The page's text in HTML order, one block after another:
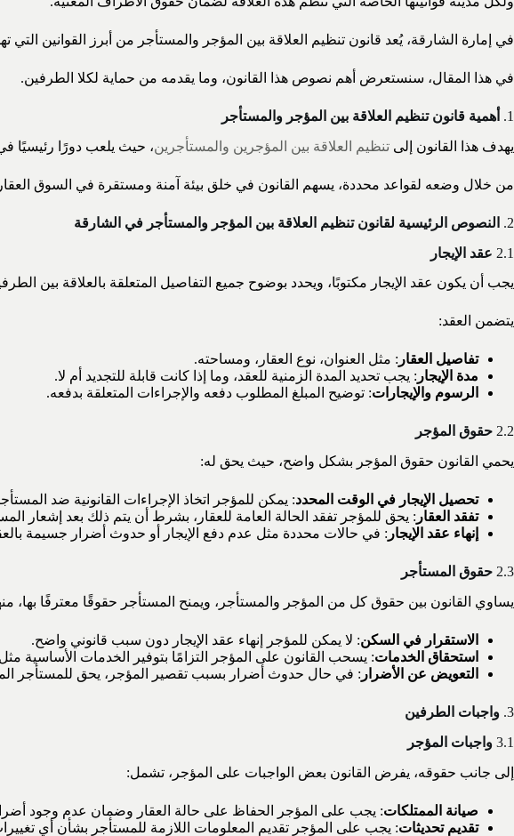
في إمارة الشارقة، يُعد قانون تنظيم العلاقة بين المؤجر والمستأجر من أبرز القوانين
في هذا المقال، سنستعرض أهم نصوص هذا القانون، وما يقدمه من حماية لكلا الطرفين.
1.
أهمية قانون تنظيم العلاقة بين المؤجر والمستأجر
يهدف هذا القانون إلى تنظيم العلاقة بين المؤجرين والمستأجرين، حيث يلعب دورًا رئيسيًا
من خلال وضعه لقواعد محددة، يسهم القانون في خلق بيئة آمنة ومستقرة في السوق
2.
النصوص الرئيسية لقانون تنظيم العلاقة بين المؤجر والمستأجر في الشارقة
2.1 عقد الإيجار
يجب أن يكون عقد الإيجار مكتوبًا، ويحدد بوضوح جميع التفاصيل المتعلقة بالعلاقة بين
يتضمن العقد:
تفاصيل العقار : مثل العنوان، نوع العقار، ومساحته.
مدة الإيجار : يجب تحديد المدة الزمنية للعقد، وما إذا كانت قابلة للتجديد أم لا.
الرسوم والإيجارات: توضيح المبلغ المطلوب دفعه والإجراءات المتعلقة بدفعه.
2.2 حقوق المؤجر
يحمي القانون حقوق المؤجر بشكل واضح، حيث يحق له:
تحصيل الإيجار في الوقت المحدد: يمكن للمؤجر اتخاذ الإجراءات القانونية ضد
تفقد العقار : يحق للمؤجر تفقد الحالة العامة للعقار، بشرط أن يتم ذلك بعد إشعار
إنهاء عقد الإيجار : في حالات محددة مثل عدم دفع الإيجار أو حدوث أضرار جسيمة
2.3 حقوق المستأجر
يساوي القانون بين حقوق كل من المؤجر والمستأجر، ويمنح المستأجر حقوقًا معترفًا بها،
الاستقرار في السكن: لا يمكن للمؤجر إنهاء عقد الإيجار دون سبب قانوني واضح.
استحقاق الخدمات: يسحب القانون على المؤجر التزامًا بتوفير الخدمات الأساسية مثل
التعويض عن الأضرار : في حال حدوث أضرار بسبب تقصير المؤجر، يحق للمستأجر
3. واجبات الطرفين
3.1 واجبات المؤجر
إلى جانب حقوقه، يفرض القانون بعض الواجبات على المؤجر، تشمل:
صيانة الممتلكات: يجب على المؤجر الحفاظ على حالة العقار وضمان عدم وجود
تقديم تحديثات: يجب على المؤجر تقديم المعلومات اللازمة للمستأجر بشأن أي